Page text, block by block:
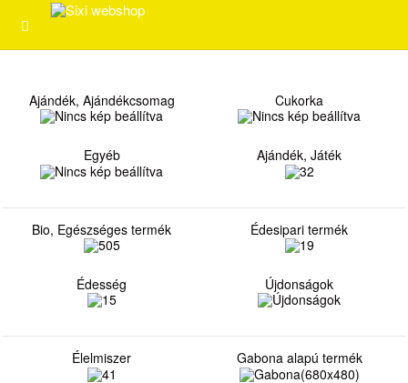
Ajándék, Ajándékcsomag Cukorka
Egyéb Ajándék, Játék
Bio, Egészséges termék Édesipari termék
Édesség Újdonságok
Élelmiszer Gabona alapú termék